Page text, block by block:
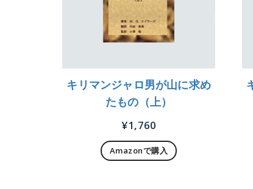
キリマンジャロ男が山に求め
たもの（上）
¥1,760
Amazonで購入